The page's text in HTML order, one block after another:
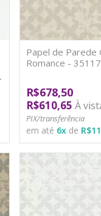
Papel de Parede
Romance -
R$678,50
R$610,65 À
PIX/transferência
em até 6xde